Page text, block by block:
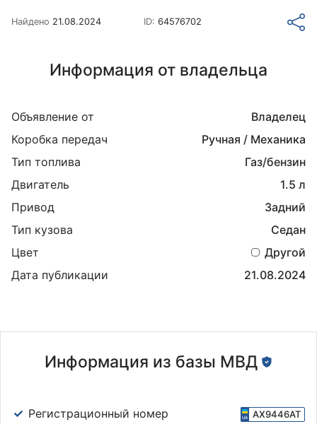
Найдено 21.08.2024 ID: 64576702
Информация от владельца
Объявление от
Владелец
Коробка передач
Ручная / Механика
Тип топлива
Газ/бензин
Двигатель
1.5 л
Привод
Задний
Тип кузова
Седан
Цвет
Другой
Дата публикации
21.08.2024
Информация из базы МВД
Регистрационный номер AX9446AT